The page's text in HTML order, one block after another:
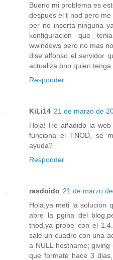
Bueno mi problema es
despues el t nod pero
per no inserta ninguna
konfiguracion que
wwindows pero no mas
dise alfonso el servidor
actualiza bno quien
Responder
KiLi14 21 de marzo de
Hola! He añadido la
funciona el TNOD, se
ayuda?
Responder
rasdoido 21 de marzo
Hola,ya meti la solucion
abre la pgina del
tnod,ya probe con el
sale un cuadro con una
a NULL hostname;
que formate hace 3